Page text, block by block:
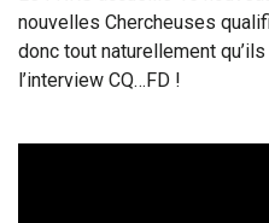
nouvelles Chercheuses
donc tout naturellement
l’interview CQ…FD !